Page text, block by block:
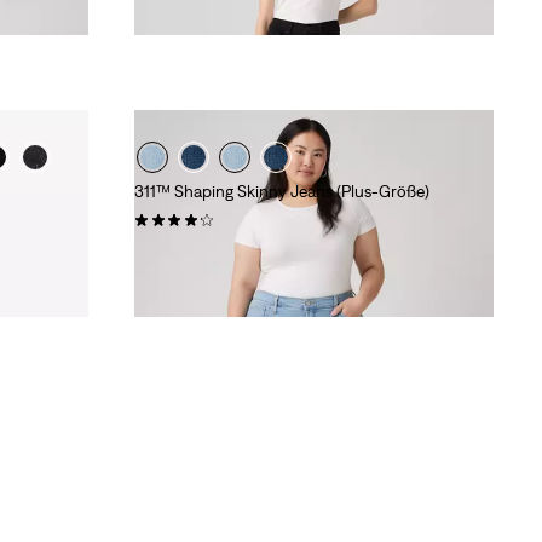
was
311™ Shaping Skinny Jeans (Plus-Größe)